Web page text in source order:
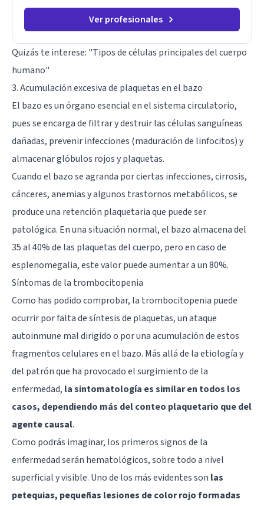
Ver profesionales
Quizás te interese: "Tipos de células principales del cuerpo
humano"
3. Acumulación excesiva de plaquetas en el bazo
El bazo es un órgano esencial en el sistema circulatorio,
pues se encarga de filtrar y destruir las células sanguíneas
dañadas, prevenir infecciones (maduración de linfocitos) y
almacenar glóbulos rojos y plaquetas.
Cuando el bazo se agranda por ciertas infecciones, cirrosis,
cánceres, anemias y algunos trastornos metabólicos, se
produce una retención plaquetaria que puede ser
patológica. En una situación normal, el bazo almacena del
35 al 40% de las plaquetas del cuerpo, pero en caso de
esplenomegalia, este valor puede aumentar a un 80%.
Síntomas de la trombocitopenia
Como has podido comprobar, la trombocitopenia puede
ocurrir por falta de síntesis de plaquetas, un ataque
autoinmune mal dirigido o por una acumulación de estos
fragmentos celulares en el bazo. Más allá de la etiología y
del patrón que ha provocado el surgimiento de la
enfermedad, la sintomatología es similar en todos los
casos, dependiendo más del conteo plaquetario que del
agente causal.
Como podrás imaginar, los primeros signos de la
enfermedad serán hematológicos, sobre todo a nivel
superficial y visible. Uno de los más evidentes son las
petequias, pequeñas lesiones de color rojo formadas